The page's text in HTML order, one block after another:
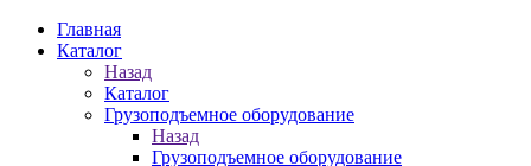
Главная
Каталог
Назад
Каталог
Грузоподъемное оборудование
Назад
Грузоподъемное оборудование